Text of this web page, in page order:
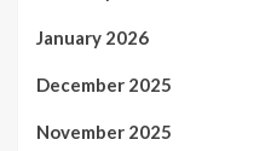
January 2026
December 2025
November 2025